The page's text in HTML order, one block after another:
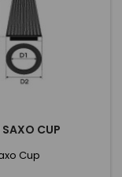
SAXO CUP
Cup